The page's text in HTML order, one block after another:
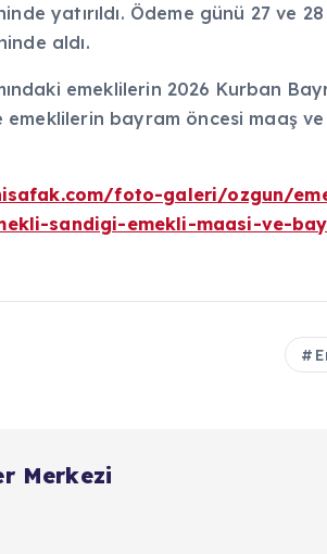
yatırıldı. Ödeme günü 27 ve
aldı.
emeklilerin 2026 Kurban
bayram öncesi maaş
foto-galeri/ozgun/
sandigi-emekli-maasi-ve-
Merkezi